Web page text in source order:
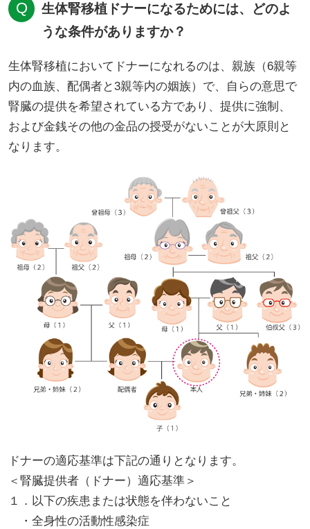
生体腎移植ドナーになるためには、どのよ
うな条件がありますか？
生体腎移植においてドナーになれるのは、親族（6親等
内の血族、配偶者と3親等内の姻族）で、自らの意思で
腎臓の提供を希望されている方であり、提供に強制、
および金銭その他の金品の授受がないことが大原則と
なります。
ドナーの適応基準は下記の通りとなります。
＜腎臓提供者（ドナー）適応基準＞
１．以下の疾患または状態を伴わないこと
・全身性の活動性感染症